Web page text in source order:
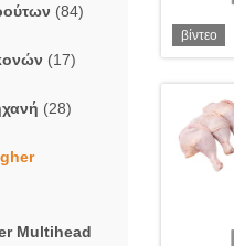
(84)
(17)
(28)
Multihead
βίντεο